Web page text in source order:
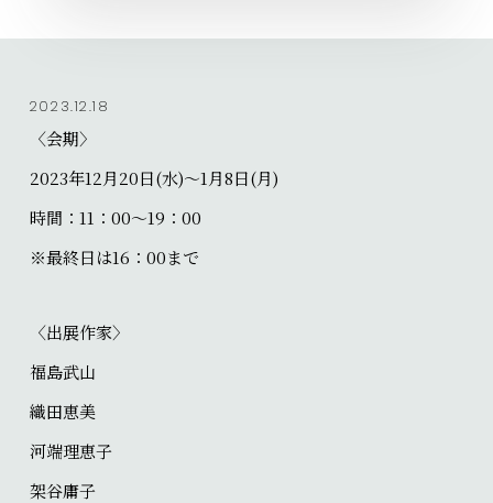
2023.12.18
〈会期〉
2023年12月20日(水)～1月8日(月)⁡
時間：11：00～19：00 ⁡
※最終日は16：00まで⁡
〈出展作家〉
福島武山
織田恵美
河端理恵子
架谷庸子